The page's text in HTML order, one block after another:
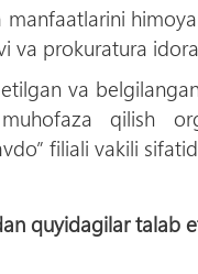
manfaatlarini
va prokuratura
va
qilish
filiali vakili
quyidagilar talab